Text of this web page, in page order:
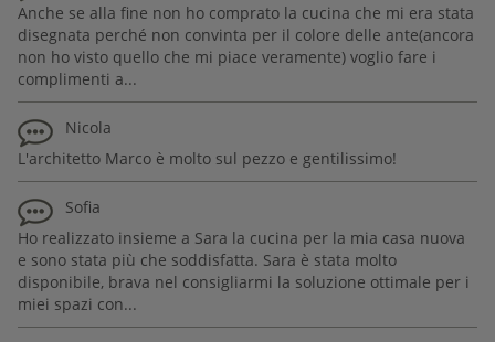
Anche se alla fine non ho comprato la cucina che mi era stata
disegnata perché non convinta per il colore delle ante(ancora
non ho visto quello che mi piace veramente) voglio fare i
complimenti a...
Nicola
L'architetto Marco è molto sul pezzo e gentilissimo!
Sofia
Ho realizzato insieme a Sara la cucina per la mia casa nuova
e sono stata più che soddisfatta. Sara è stata molto
disponibile, brava nel consigliarmi la soluzione ottimale per i
miei spazi con...